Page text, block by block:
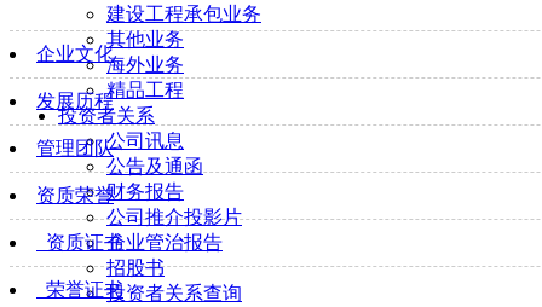
建设工程承包业务
其他业务
海外业务
精品工程
投资者关系
公司讯息
公告及通函
财务报告
公司推介投影片
企业管治报告
招股书
投资者关系查询
企业文化
发展历程
管理团队
资质荣誉
资质证书
荣誉证书